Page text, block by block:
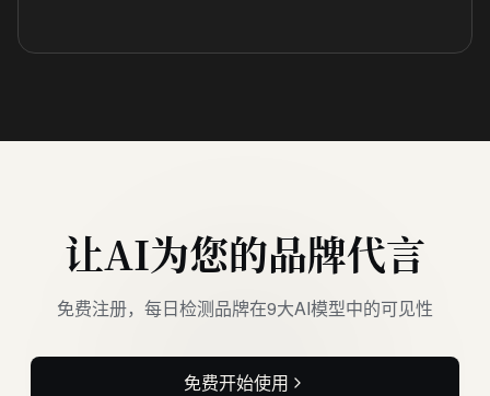
让AI为您的品牌代言
免费注册，每日检测品牌在9大AI模型中的可见性
免费开始使用